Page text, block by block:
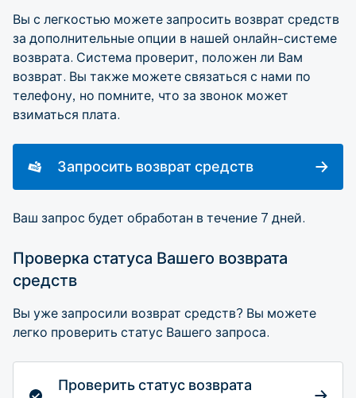
Вы с легкостью можете запросить возврат средств
за дополнительные опции в нашей онлайн-системе
возврата. Система проверит, положен ли Вам
возврат. Вы также можете связаться с нами по
телефону, но помните, что за звонок может
взиматься плата.
Запросить возврат средств
Ваш запрос будет обработан в течение 7 дней.
Проверка статуса Вашего возврата
средств
Вы уже запросили возврат средств? Вы можете
легко проверить статус Вашего запроса.
Проверить статус возврата